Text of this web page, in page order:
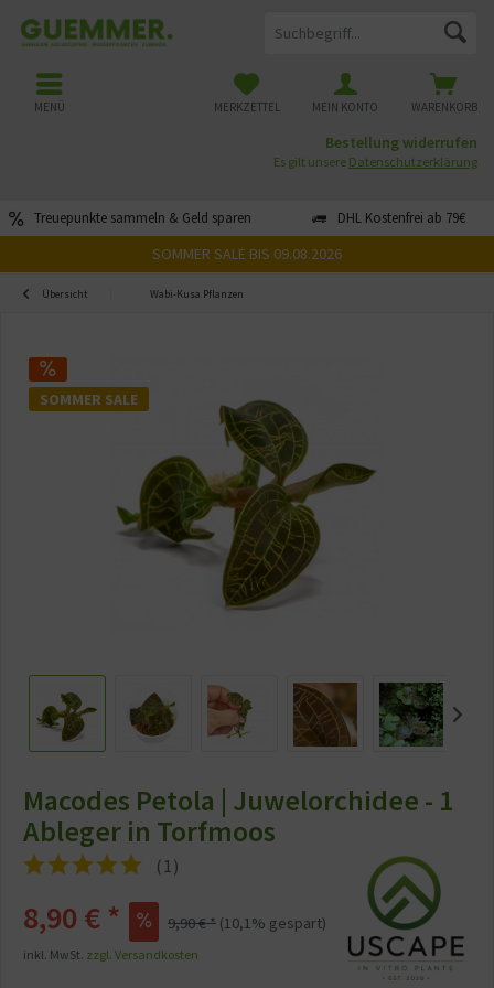
Treuepunkte sammeln & Geld sparen DHL Kostenfrei ab 79€
WARENKORB
MERKZETTEL MEIN KONTO
MENÜ
Bestellung widerrufen
Es gilt unsere Datenschutzerklärung
SOMMER SALE BIS 09.08.2026
Übersicht Wabi-Kusa Pflanzen
SOMMER SALE
Macodes Petola | Juwelorchidee - 1
Ableger in Torfmoos
(1)
8,90 €* 9,90 €* (10,1% gespart)
inkl. MwSt. zzgl. Versandkosten